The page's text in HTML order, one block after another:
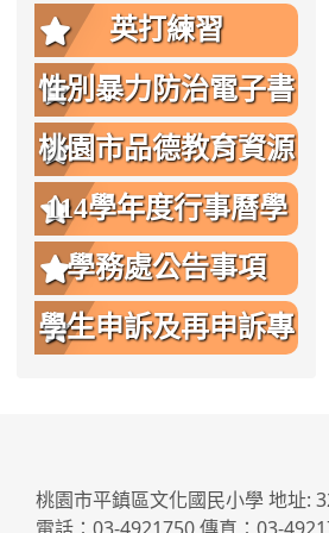
英打練習
性別暴力防治電子書
桃園市品德教育資源
網
114學年度行事曆學
生版
學務處公告事項
學生申訴及再申訴專
桃園市平鎮區文化國民小學 地址: